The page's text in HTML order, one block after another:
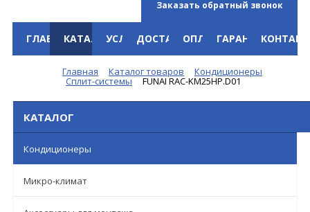
Заказать обратный звонок
ГЛАВНАЯКАТАЛОГУСЛУГИДОСТАВКАОПЛАТАГАРАНТИЯ
Главная Каталог товаров Кондиционеры
Сплит-системы FUNAI RAC-KM25HP.D01
КАТАЛОГ
Кондиционеры
Микро-климат